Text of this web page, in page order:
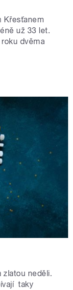
Křesťanem
už 33 let.
dvěma
zlatou neděli.
taky